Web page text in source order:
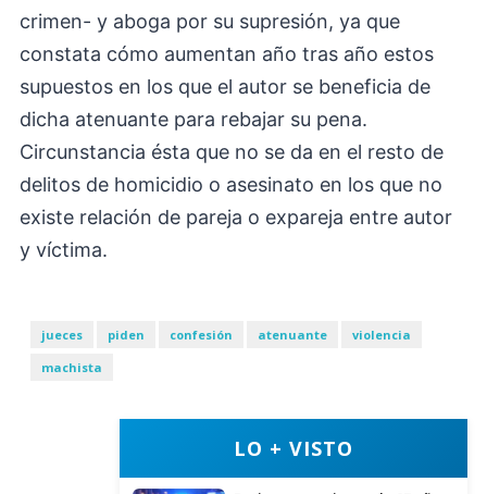
crimen- y aboga por su supresión, ya que
constata cómo aumentan año tras año estos
supuestos en los que el autor se beneficia de
dicha atenuante para rebajar su pena.
Circunstancia ésta que no se da en el resto de
delitos de homicidio o asesinato en los que no
existe relación de pareja o expareja entre autor
y víctima.
jueces piden confesión atenuante
violencia
machista
LO + VISTO